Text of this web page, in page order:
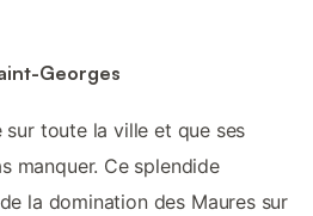
Georges
toute la ville et que ses
manquer. Ce splendide
la domination des Maures sur